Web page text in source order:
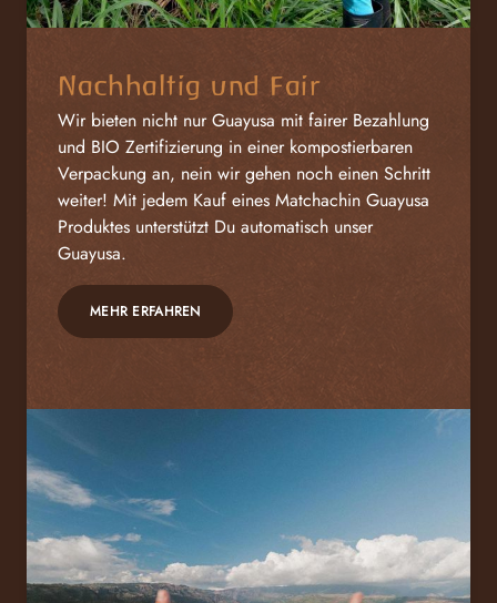
Nachhaltig und Fair
Wir bieten nicht nur Guayusa mit fairer Bezahlung
und BIO Zertifizierung in einer kompostierbaren
Verpackung an, nein wir gehen noch einen Schritt
weiter! Mit jedem Kauf eines Matchachin Guayusa
Produktes unterstützt Du automatisch unser
Guayusa.
MEHR ERFAHREN